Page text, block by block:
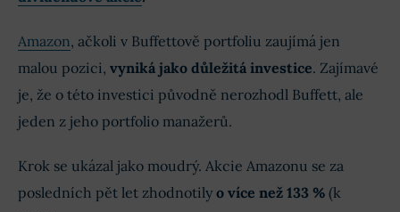
Amazon, ačkoli v Buffettově portfoliu zaujímá jen
malou pozici, vyniká jako důležitá investice. Zajímavé
je, že o této investici původně nerozhodl Buffett, ale
jeden z jeho portfolio manažerů.
Krok se ukázal jako moudrý. Akcie Amazonu se za
posledních pět let zhodnotily o více než 133 % (k